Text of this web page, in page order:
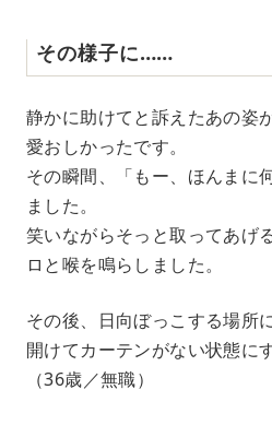
その様子に……
静かに助けてと訴えたあの姿
愛おしかったです。
その瞬間、「もー、ほんまに
ました。
笑いながらそっと取ってあげ
ロと喉を鳴らしました。
その後、日向ぼっこする場所
開けてカーテンがない状態に
（36歳／無職）